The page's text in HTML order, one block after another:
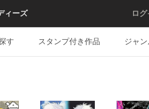
ィーズ ロ
す スタンプ付き作品 ジャ